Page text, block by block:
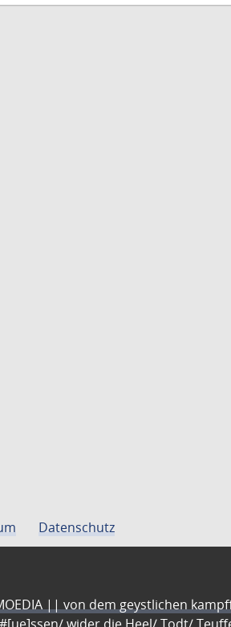
Datenschutz
|| von dem geystlichen